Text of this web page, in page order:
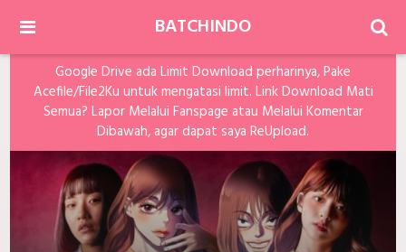
BATCHINDO
Google Drive ada Limit Download perharinya, Pake
Acefile/File2Ku untuk mengatasi limit. Link Download Mati
Semua? Lapor Melalui Fanspage atau Melalui Komentar
Dibawah, agar dapat saya ReUpload.